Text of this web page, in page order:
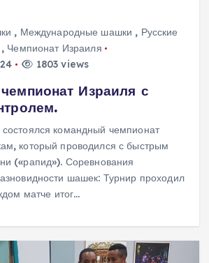
, Международные шашки , Русские
, Чемпионат Израиля
1803 views
Израиля с
командный чемпионат
который проводился с быстрым
(«рапид»). Соревнования
шашек: Турнир проходил
матче итог…